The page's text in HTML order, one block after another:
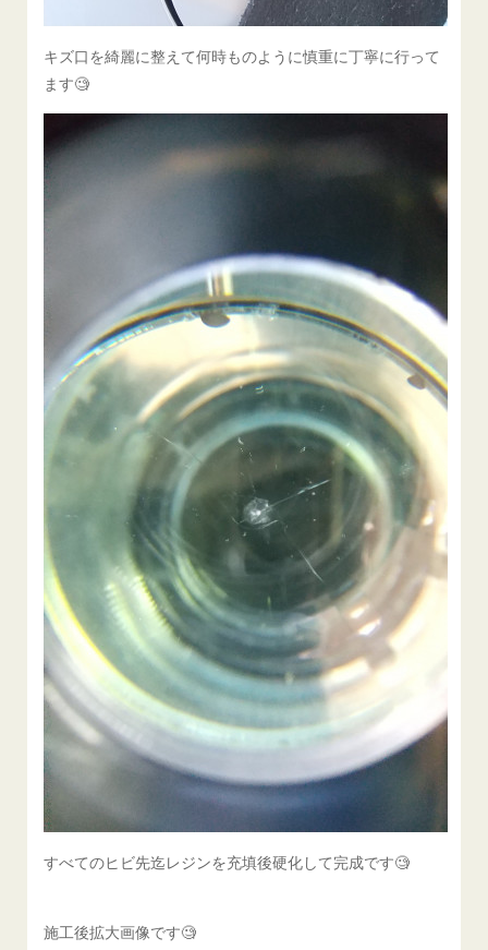
キズ口を綺麗に整えて何時ものように慎重に丁寧に行って
ます🧐
すべてのヒビ先迄レジンを充填後硬化して完成です🧐
施工後拡大画像です🧐